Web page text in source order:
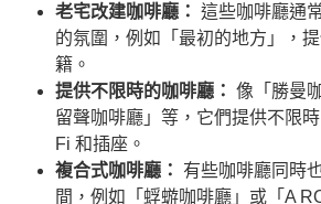
老宅改建咖啡廳： 這些咖啡廳通
的氛圍，例如「最初的地方」，
籍。
提供不限時的咖啡廳： 像「勝曼
留聲咖啡廳」等，它們提供不限
Fi 和插座。
複合式咖啡廳：
有些咖啡廳同時
間，例如「蜉蝣咖啡廳」或「A